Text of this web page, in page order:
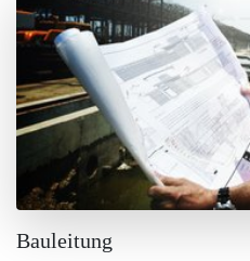
Bauleitung